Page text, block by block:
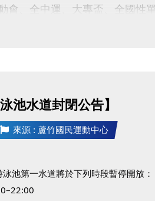
會、全中運、大專盃、全國性
drive/folders/
池水道封閉公告】
來源 : 蘆竹國民運動中心
池第一水道將於下列時段暫停開放：